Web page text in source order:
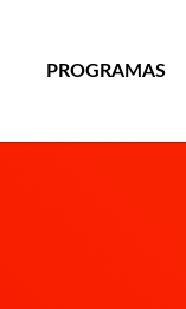
PROGRAMAS